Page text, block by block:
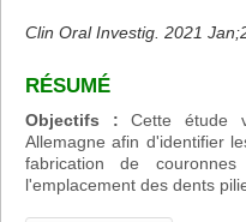
Clin Oral Investig. 2021
RÉSUMÉ
Objectifs : Cette étude
Allemagne afin d'identifier
fabrication de
l'emplacement des dents